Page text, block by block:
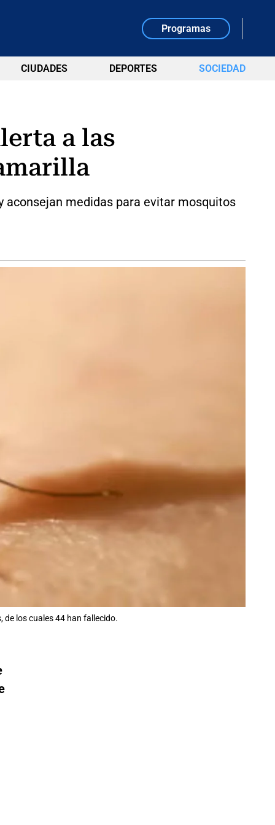
Programas
CIUDADES DEPORTES SOCIEDAD
a las
aconsejan medidas para evitar mosquitos
de los cuales 44 han fallecido.